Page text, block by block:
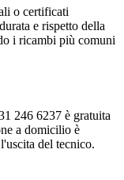
o certificati
e rispetto della
i ricambi più comuni
246 6237 è gratuita
a domicilio è
del tecnico.